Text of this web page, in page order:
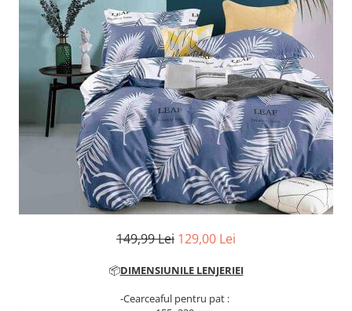
Cearceaf cu elastic
Cearceaf normal
Lenjerii De Pat Creponate
Lenjerii De Pat Bumbac Poplin 2
Persoane
Lenjerii De Pat Bumbac Poplin,
Matlasate, 2 Persoane
Lenjerii De Pat Bumbac Satinat 2
Lenjerii De Pat Volanase
Lenjerii De Pat, Finet Premium 3D,
Lenjerii De Pat Cocolino
149,99 Lei 129,00 Lei
📦DIMENSIUNILE LENJERIEI
-Cearceaful pentru pat :